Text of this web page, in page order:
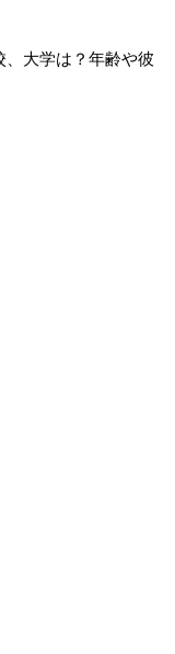
大学は？年齢や彼